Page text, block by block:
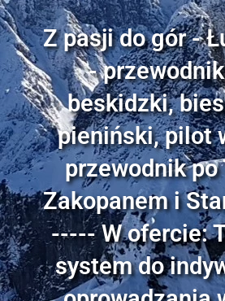
Z pasji do gór -
-
beskidzki,
pieniński, pilot
przewodnik po
Zakopanem i
----- W ofercie:
system do